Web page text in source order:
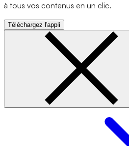
à tous vos contenus en un clic.
Téléchargez l'appli